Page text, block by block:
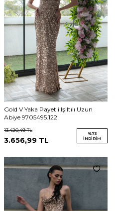
Gold V Yaka Payetli Işıltılı Uzun
Abiye 9705495.122
13.420,49TL
3.656,99 TL
%73
İNDIRIM